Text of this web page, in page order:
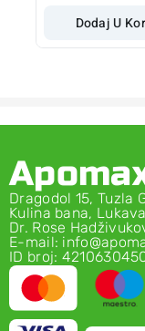
Dodaj U
Dragodol 15, Tuzla
Kulina bana,
Dr. Rose
E-mail:
ID broj: